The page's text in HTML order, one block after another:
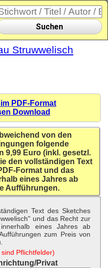
Suchen
Struwwelisch
PDF-Format
Download
von den
folgende
9,99 Euro (inkl. gesetzl.
den vollständigen Text
Format und das
eines Jahres ab
Aufführungen.
Text des Sketches
und das Recht zur
eines Jahres ab
zum Preis von
Pflichtfelder)
Privat